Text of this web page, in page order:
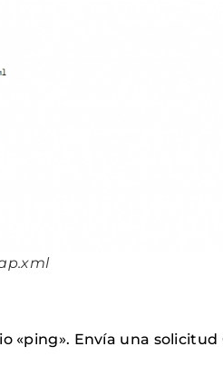
«ping». Envía una solicitud